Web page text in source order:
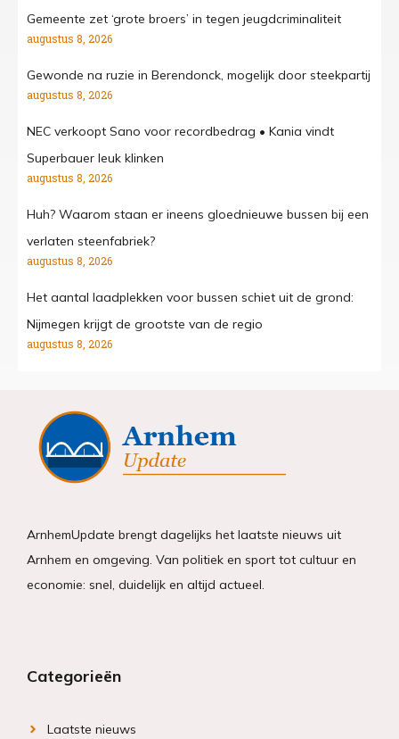
Gemeente zet ‘grote broers’ in tegen jeugdcriminaliteit
augustus 8, 2026
Gewonde na ruzie in Berendonck, mogelijk door steekpartij
augustus 8, 2026
NEC verkoopt Sano voor recordbedrag • Kania vindt
Superbauer leuk klinken
augustus 8, 2026
Huh? Waarom staan er ineens gloednieuwe bussen bij een
verlaten steenfabriek?
augustus 8, 2026
Het aantal laadplekken voor bussen schiet uit de grond:
Nijmegen krijgt de grootste van de regio
augustus 8, 2026
ArnhemUpdate brengt dagelijks het laatste nieuws uit
Arnhem en omgeving. Van politiek en sport tot cultuur en
economie: snel, duidelijk en altijd actueel.
Categorieën
Laatste nieuws